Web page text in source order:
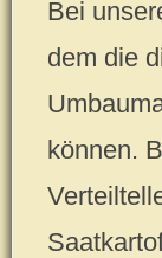
Bei
dem die
können.